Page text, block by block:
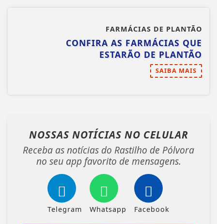
FARMÁCIAS DE PLANTÃO
CONFIRA AS FARMÁCIAS QUE
ESTARÃO DE PLANTÃO
SAIBA MAIS
NOSSAS NOTÍCIAS NO CELULAR
Receba as notícias do Rastilho de Pólvora
no seu app favorito de mensagens.
Telegram Whatsapp Facebook